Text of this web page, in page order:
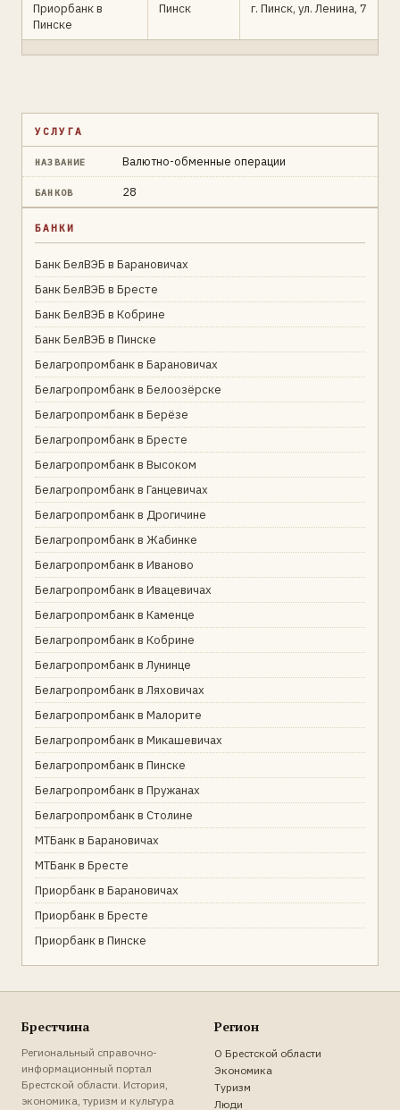
Приорбанк в
Пинске
Пинск г. Пинск, ул. Ленина, 7
УСЛУГА
НАЗВАНИЕ Валютно-обменные операции
БАНКОВ 28
БАНКИ
Банк БелВЭБ в Барановичах
Банк БелВЭБ в Бресте
Банк БелВЭБ в Кобрине
Банк БелВЭБ в Пинске
Белагропромбанк в Барановичах
Белагропромбанк в Белоозёрске
Белагропромбанк в Берёзе
Белагропромбанк в Бресте
Белагропромбанк в Высоком
Белагропромбанк в Ганцевичах
Белагропромбанк в Дрогичине
Белагропромбанк в Жабинке
Белагропромбанк в Иваново
Белагропромбанк в Ивацевичах
Белагропромбанк в Каменце
Белагропромбанк в Кобрине
Белагропромбанк в Лунинце
Белагропромбанк в Ляховичах
Белагропромбанк в Малорите
Белагропромбанк в Микашевичах
Белагропромбанк в Пинске
Белагропромбанк в Пружанах
Белагропромбанк в Столине
МТБанк в Барановичах
МТБанк в Бресте
Приорбанк в Барановичах
Приорбанк в Бресте
Приорбанк в Пинске
Брестчина
Региональный справочно-
информационный портал
Брестской области. История,
экономика, туризм и культура
Регион
О Брестской области
Экономика
Туризм
Люди